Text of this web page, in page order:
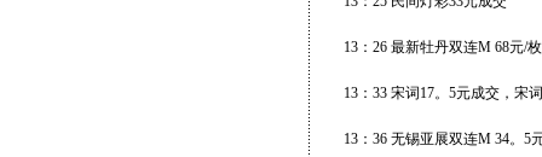
13：26 最新牡丹双连M 68元/
13：33 宋词17。5元成交，宋
13：36 无锡亚展双连M 34。5